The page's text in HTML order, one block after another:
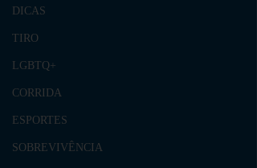
DICAS
TIRO
LGBTQ+
CORRIDA
ESPORTES
SOBREVIVÊNCIA